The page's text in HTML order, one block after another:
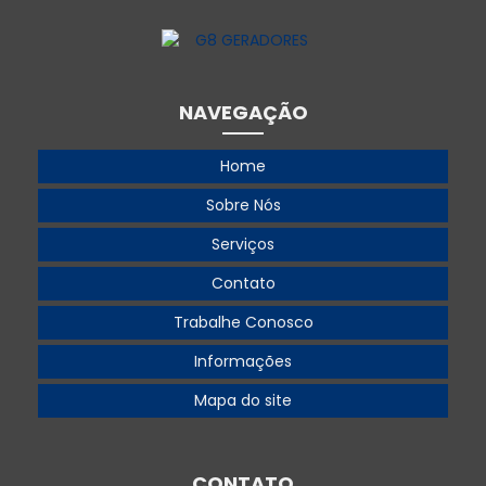
Gerador 500
Gerador 500 kva
Gerador 500 kva aluguel
Gerador 500 kva preço
NAVEGAÇÃO
Home
Sobre Nós
Serviços
Contato
Trabalhe Conosco
Informações
Mapa do site